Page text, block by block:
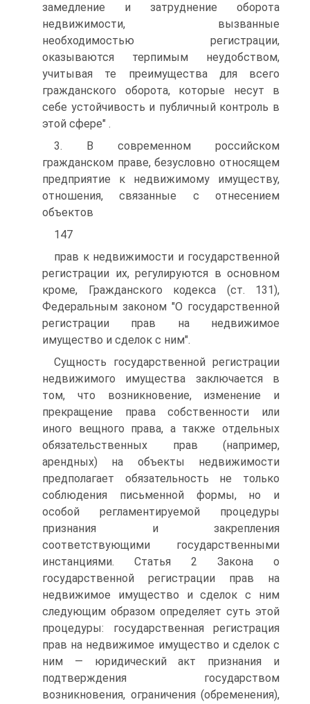
замедление и затруднение оборота
недвижимости, вызванные
необходимостью регистрации,
оказываются терпимым неудобством,
учитывая те преимущества для всего
гражданского оборота, которые несут в
себе устойчивость и публичный контроль в
этой сфере" .
3. В современном российском
гражданском праве, безусловно относящем
предприятие к недвижимому имуществу,
отношения, связанные с отнесением
объектов
147
прав к недвижимости и государственной
регистрации их, регулируются в основном
кроме, Гражданского кодекса (ст. 131),
Федеральным законом "О государственной
регистрации прав на недвижимое
имущество и сделок с ним".
Сущность государственной регистрации
недвижимого имущества заключается в
том, что возникновение, изменение и
прекращение права собственности или
иного вещного права, а также отдельных
обязательственных прав (например,
арендных) на объекты недвижимости
предполагает обязательность не только
соблюдения письменной формы, но и
особой регламентируемой процедуры
признания и закрепления
соответствующими государственными
инстанциями. Статья 2 Закона о
государственной регистрации прав на
недвижимое имущество и сделок с ним
следующим образом определяет суть этой
процедуры: государственная регистрация
прав на недвижимое имущество и сделок с
ним — юридический акт признания и
подтверждения государством
возникновения, ограничения (обременения),